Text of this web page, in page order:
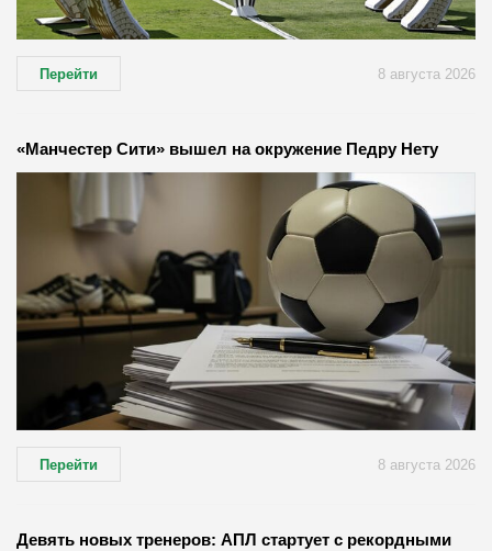
Перейти 8 августа 2026
«Манчестер Сити» вышел на окружение Педру Нету
Перейти 8 августа 2026
Девять новых тренеров: АПЛ стартует с рекордными